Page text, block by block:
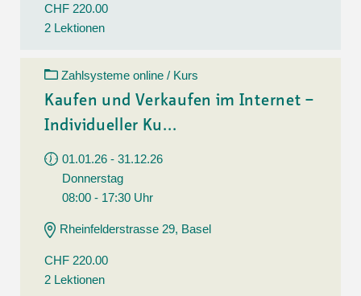
CHF 220.00
2 Lektionen
Zahlsysteme online / Kurs
Kaufen und Verkaufen im Internet –
Individueller Ku...
01.01.26 - 31.12.26
Donnerstag
08:00 - 17:30 Uhr
Rheinfelderstrasse 29, Basel
CHF 220.00
2 Lektionen